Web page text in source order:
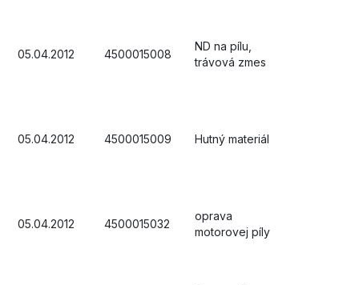
05.04.2012 4500015008
ND na pílu,
trávová zmes
05.04.2012 4500015009 Hutný materiál
05.04.2012 4500015032
oprava
motorovej píly